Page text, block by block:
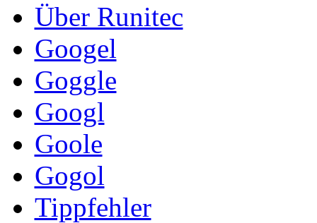
Über Runitec
Googel
Goggle
Googl
Goole
Gogol
Tippfehler